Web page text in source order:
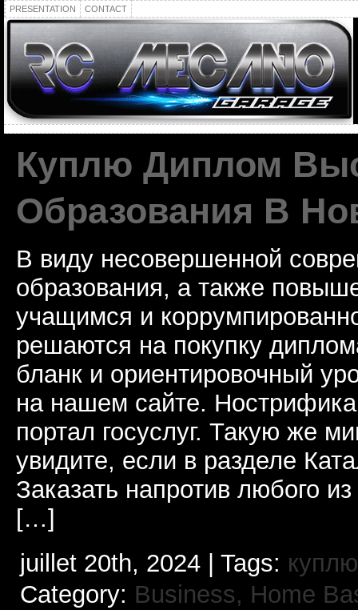
PRESENTATION CONTACT
Куплю Диплом
Образования В
В виду несовершенной
образования, а также
учащимся и
решаются на покупку
бланк и ориентировочный
на нашем сайте.
портал госуслуг. Такую же
увидите, если в разделе
Заказать напротив любого
[…]
juillet 20th, 2024 | Tags:
Category: Business, Home